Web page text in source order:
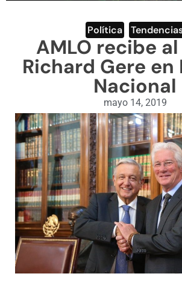
ENGLISH SECTION
VIDEOS
Política
AMLO recibe
Richard Gere en
Nacional
mayo 14, 2019